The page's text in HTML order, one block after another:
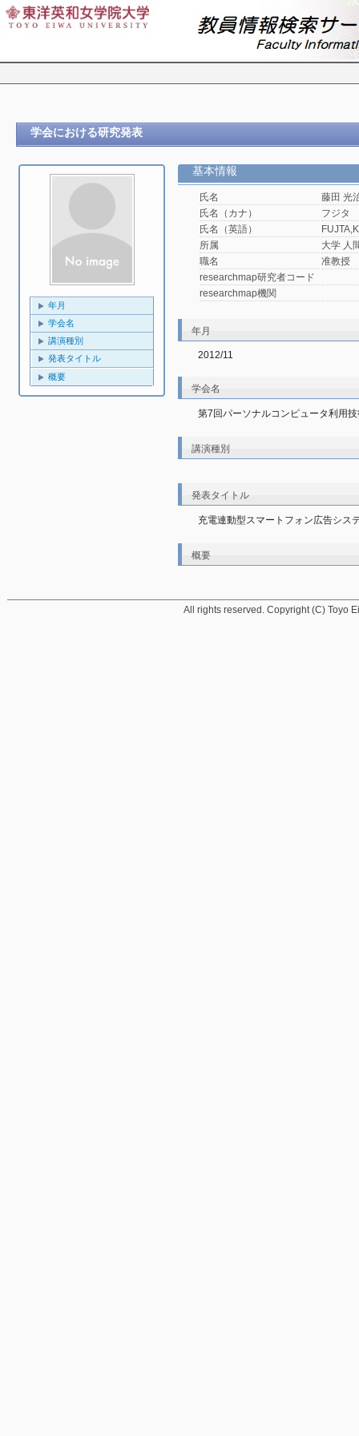
学会における研究発表
年月
学会名
講演種別
発表タイトル
概要
基本情報
氏名
藤田 光
氏名（カナ）
フジタ
氏名（英語）
所属
大学 人
職名
准教授
researchmap研究者コード
researchmap機関
年月
2012/11
学会名
第7回パーソナルコンピュータ利用
講演種別
発表タイトル
充電連動型スマートフォン広告シス
概要